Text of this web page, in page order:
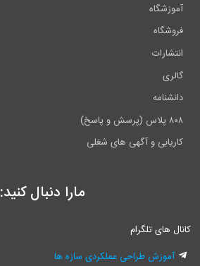
آموزشگاه
فروشگاه
انتشارات
گالری
دانشنامه
۸۰۸ پلاس (پرسش و پاسخ)
کاریابی و آگهی های شغلی
مارا دنبال کنید:
کانال های تلگرام
آموزش طراحی عملکردی سازه ها